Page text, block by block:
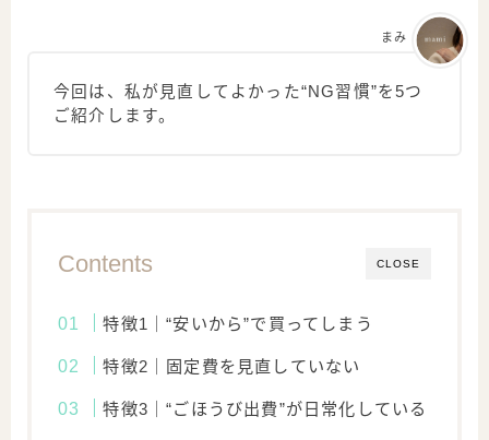
今回は、私が見直してよかった“NG習慣”を5つ
ご紹介します。
まみ
CLOSE
Contents
特徴1｜“安いから”で買ってしまう
特徴2｜固定費を見直していない
特徴3｜“ごほうび出費”が日常化している